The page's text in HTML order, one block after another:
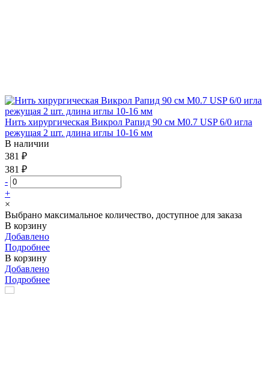
Нить хирургическая Викрол Рапид 90 см М0.7 USP 6/0 игла
режущая 2 шт. длина иглы 10-16 мм
В наличии
381 ₽
381 ₽
-
+
×
Выбрано максимальное количество, доступное для заказа
В корзину
Добавлено
Подробнее
В корзину
Добавлено
Подробнее